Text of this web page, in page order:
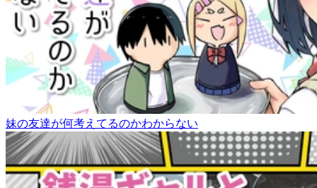
妹の友達が何考えてるのかわからない